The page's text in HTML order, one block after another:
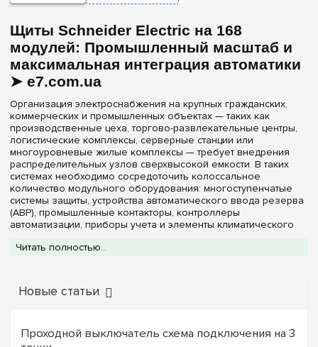
Щиты Schneider Electric на 168
модулей: Промышленный масштаб и
максимальная интеграция автоматики
➤ e7.com.ua
Организация электроснабжения на крупных гражданских,
коммерческих и промышленных объектах — таких как
производственные цеха, торгово-развлекательные центры,
логистические комплексы, серверные станции или
многоуровневые жилые комплексы — требует внедрения
распределительных узлов сверхвысокой емкости. В таких
системах необходимо сосредоточить колоссальное
количество модульного оборудования: многоступенчатые
системы защиты, устройства автоматического ввода резерва
(АВР), промышленные контакторы, контроллеры
автоматизации, приборы учета и элементы климатического
централизованного управления сложными трехфазными
пространством, этот силовой шкаф позволяет инженерам-
проектировщикам реализовывать любые комплексные
В каталоге специализированного интернет-магазина
Читать полностью...
Новые статьи
Проходной выключатель схема подключения на 3